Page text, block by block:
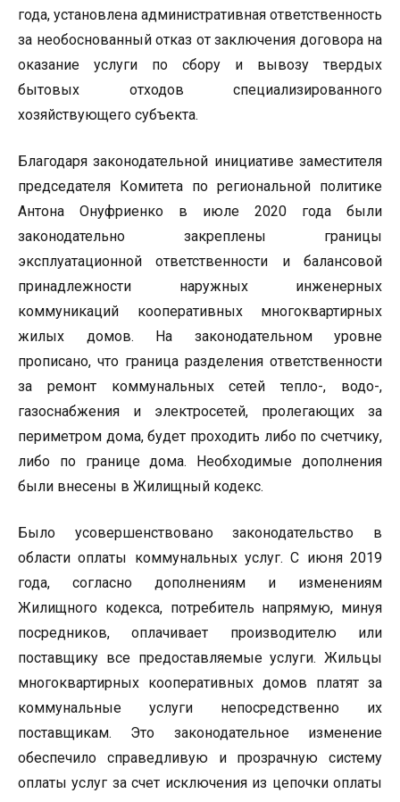
года, установлена административная ответственность
за необоснованный отказ от заключения договора на
оказание услуги по сбору и вывозу твердых
бытовых отходов специализированного
хозяйствующего субъекта.
Благодаря законодательной инициативе заместителя
председателя Комитета по региональной политике
Антона Онуфриенко в июле 2020 года были
законодательно закреплены границы
эксплуатационной ответственности и балансовой
принадлежности наружных инженерных
коммуникаций кооперативных многоквартирных
жилых домов. На законодательном уровне
прописано, что граница разделения ответственности
за ремонт коммунальных сетей тепло-, водо-,
газоснабжения и электросетей, пролегающих за
периметром дома, будет проходить либо по счетчику,
либо по границе дома. Необходимые дополнения
были внесены в Жилищный кодекс.
Было усовершенствовано законодательство в
области оплаты коммунальных услуг. С июня 2019
года, согласно дополнениям и изменениям
Жилищного кодекса, потребитель напрямую, минуя
посредников, оплачивает производителю или
поставщику все предоставляемые услуги. Жильцы
многоквартирных кооперативных домов платят за
коммунальные услуги непосредственно их
поставщикам. Это законодательное изменение
обеспечило справедливую и прозрачную систему
оплаты услуг за счет исключения из цепочки оплаты